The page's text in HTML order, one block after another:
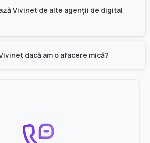
Vivinet de alte agenții de digital
dacă am o afacere mică?